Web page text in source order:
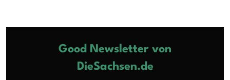
Good Newsletter von
DieSachsen.de